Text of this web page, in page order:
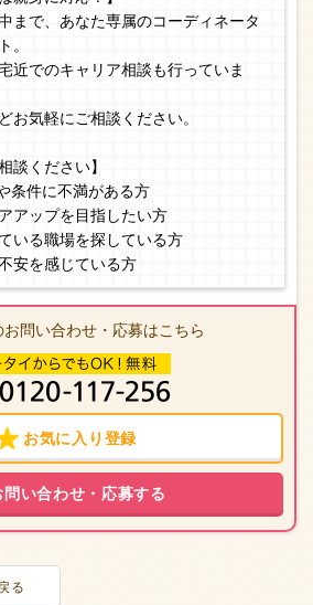
まで、あなた専属のコーディネータ
。
近でのキャリア相談も行っていま
お気軽にご相談ください。
談ください】
条件に不満がある方
アップを目指したい方
いる職場を探している方
安を感じている方
お問い合わせ・応募はこちら
お気に入り登録
問い合わせ・応募する
る